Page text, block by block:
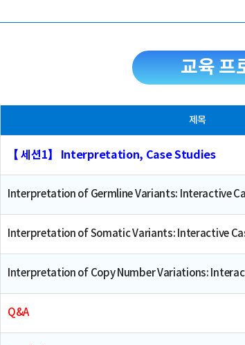
교육 프
제목
【 세션1】 Interpretation, Case Studies
Interpretation of Germline Variants: Interactive
Interpretation of Somatic Variants: Interactive
Interpretation of Copy Number Variations:
Q&A